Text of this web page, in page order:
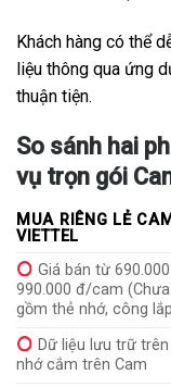
Khách hàng có thể
liệu thông qua ứng
thuận tiện.
So sánh hai
vụ trọn gói
MUA RIÊNG LẺ
VIETTEL
Giá bán từ
990.000 đ/cam
gồm thẻ nhớ, công
Dữ liệu lưu trữ
nhớ cắm trên Cam